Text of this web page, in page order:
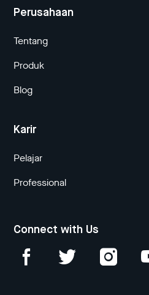
Perusahaan
Tentang
Produk
Blog
Karir
Pelajar
Professional
Connect with Us